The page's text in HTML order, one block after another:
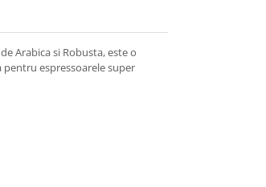
Arabica si Robusta, este o
espressoarele super